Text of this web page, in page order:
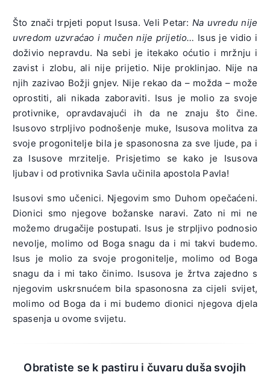
Što znači trpjeti poput Isusa. Veli Petar: Na uvredu nije
uvredom uzvraćao i mučen nije prijetio… Isus je vidio i
doživio nepravdu. Na sebi je itekako oćutio i mržnju i
zavist i zlobu, ali nije prijetio. Nije proklinjao. Nije na
njih zazivao Božji gnjev. Nije rekao da – možda – može
oprostiti, ali nikada zaboraviti. Isus je molio za svoje
protivnike, opravdavajući ih da ne znaju što čine.
Isusovo strpljivo podnošenje muke, Isusova molitva za
svoje progonitelje bila je spasonosna za sve ljude, pa i
za Isusove mrzitelje. Prisjetimo se kako je Isusova
ljubav i od protivnika Savla učinila apostola Pavla!
Isusovi smo učenici. Njegovim smo Duhom opečaćeni.
Dionici smo njegove božanske naravi. Zato ni mi ne
možemo drugačije postupati. Isus je strpljivo podnosio
nevolje, molimo od Boga snagu da i mi takvi budemo.
Isus je molio za svoje progonitelje, molimo od Boga
snagu da i mi tako činimo. Isusova je žrtva zajedno s
njegovim uskrsnućem bila spasonosna za cijeli svijet,
molimo od Boga da i mi budemo dionici njegova djela
spasenja u ovome svijetu.
Obratiste se k pastiru i čuvaru duša svojih